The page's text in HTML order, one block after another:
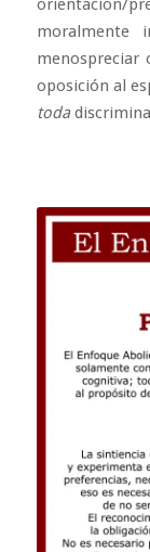
moralmente
menospreciar
oposición al
toda